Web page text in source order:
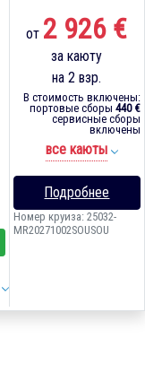
от 2 926 €
за каюту
на 2 взр.
В стоимость включены:
портовые сборы 440 €
сервисные сборы
включены
все каюты
Подробнее
Номер круиза: 25032-
MR20271002SOUSOU